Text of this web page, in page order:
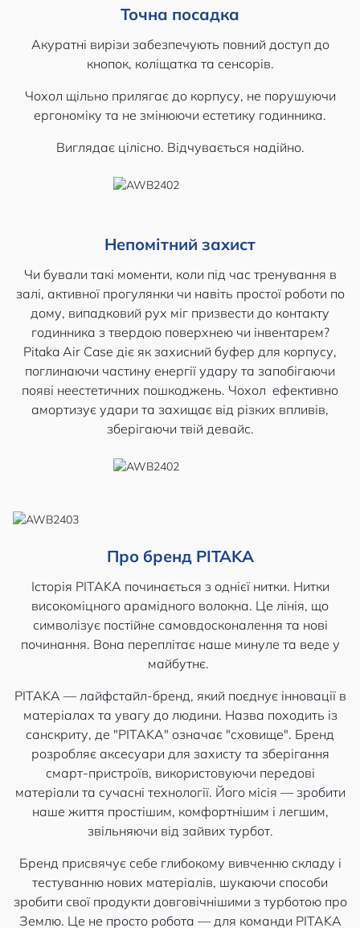
Точна посадка
Акуратні вирізи забезпечують повний доступ до
кнопок, коліщатка та сенсорів.
Чохол щільно прилягає до корпусу, не порушуючи
ергономіку та не змінюючи естетику годинника.
Виглядає цілісно. Відчувається надійно.
Непомітний захист
Чи бували такі моменти, коли під час тренування в
залі, активної прогулянки чи навіть простої роботи по
дому, випадковий рух міг призвести до контакту
годинника з твердою поверхнею чи інвентарем?
Pitaka Air Case діє як захисний буфер для корпусу,
поглинаючи частину енергії удару та запобігаючи
появі неестетичних пошкоджень. Чохол ефективно
амортизує удари та захищає від різких впливів,
зберігаючи твій девайс.
Про бренд PITAKA
Історія PITAKA починається з однієї нитки. Нитки
високоміцного арамідного волокна. Це лінія, що
символізує постійне самовдосконалення та нові
починання. Вона переплітає наше минуле та веде у
майбутнє.
PITAKA — лайфстайл-бренд, який поєднує інновації в
матеріалах та увагу до людини. Назва походить із
санскриту, де "PITAKA" означає "сховище". Бренд
розробляє аксесуари для захисту та зберігання
смарт-пристроїв, використовуючи передові
матеріали та сучасні технології. Його місія — зробити
наше життя простішим, комфортнішим і легшим,
звільняючи від зайвих турбот.
Бренд присвячує себе глибокому вивченню складу і
тестуванню нових матеріалів, шукаючи способи
зробити свої продукти довговічнішими з турботою про
Землю. Це не просто робота — для команди PITAKA